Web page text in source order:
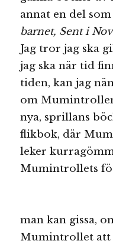
annat en del
barnet, Sent i
Jag tror jag ska
jag ska när tid
tiden, kan jag
om
nya, sprillans
flikbok, där
leker
Mumintrollets
man kan gissa,
Mumintrollet att